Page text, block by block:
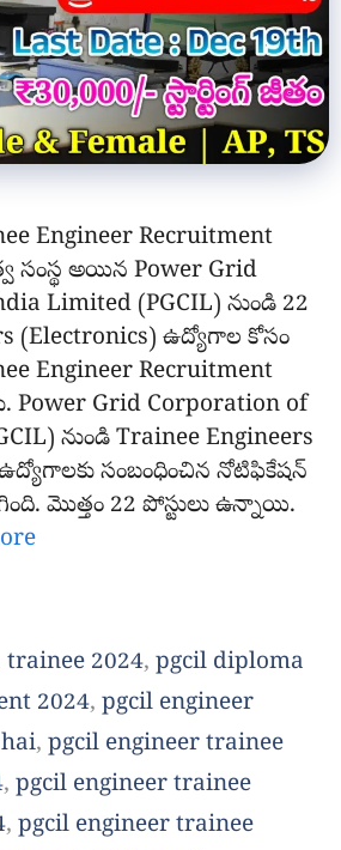
Engineer Recruitment
సంస్థ అయిన Power Grid
Limited (PGCIL) నుండి 22
(Electronics) ఉద్యోగాల కోసం
Engineer Recruitment
Power Grid Corporation of
నుండి Trainee Engineers
సంబంధించిన నోటిఫికేషన్
మొత్తం 22 పోస్టులు ఉన్నాయి.
2024,pgcil diploma
2024, pgcil engineer
, pgcil engineer trainee
, pgcil engineer trainee
, pgcil engineer trainee